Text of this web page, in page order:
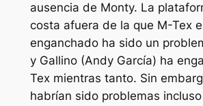
ausencia de Monty. La
costa afuera de la que M-Tex
enganchado ha sido un
y Gallino (Andy García) ha
Tex mientras tanto. Sin
habrían sido problemas